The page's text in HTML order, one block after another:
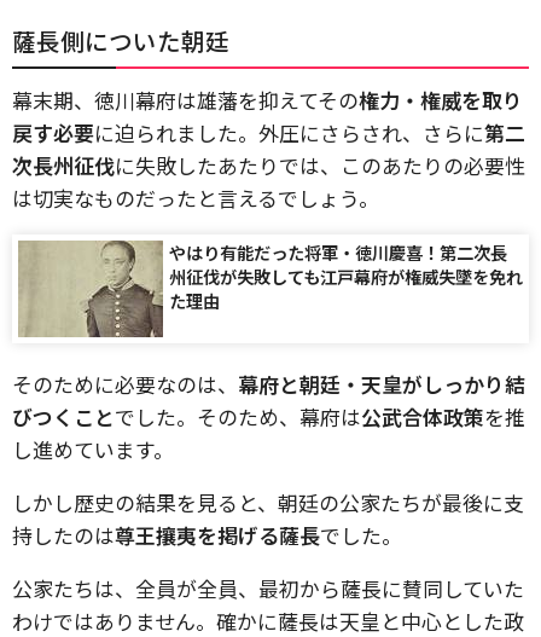
薩長側についた朝廷
幕末期、徳川幕府は雄藩を抑えてその権力・権威を取り
戻す必要に迫られました。外圧にさらされ、さらに第二
次長州征伐に失敗したあたりでは、このあたりの必要性
は切実なものだったと言えるでしょう。
やはり有能だった将軍・徳川慶喜！第二次長
州征伐が失敗しても江戸幕府が権威失墜を免れ
た理由
そのために必要なのは、 幕府と朝廷・天皇がしっかり結
びつくことでした。そのため、幕府は公武合体政策を推
し進めています。
しかし歴史の結果を見ると、朝廷の公家たちが最後に支
持したのは尊王攘夷を掲げる薩長でした。
公家たちは、全員が全員、最初から薩長に賛同していた
わけではありません。確かに薩長は天皇と中心とした政